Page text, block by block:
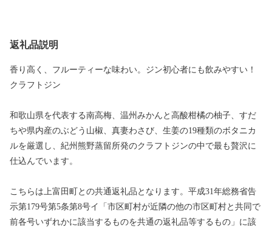
返礼品説明
香り高く、フルーティーな味わい。ジン初心者にも飲みやすい！
クラフトジン
和歌山県を代表する南高梅、温州みかんと高酸柑橘の柚子、すだ
ちや県内産のぶどう山椒、真妻わさび、生姜の19種類のボタニカ
ルを厳選し、紀州熊野蒸留所発のクラフトジンの中で最も贅沢に
仕込んでいます。
こちらは上富田町との共通返礼品となります。平成31年総務省告
示第179号第5条第8号イ「市区町村が近隣の他の市区町村と共同で
前各号いずれかに該当するものを共通の返礼品等するもの」に該